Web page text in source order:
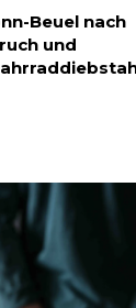
Beuel nach
und